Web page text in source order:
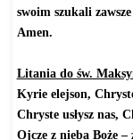
swoim szukali
Amen.
Litania do św.
Kyrie elejson,
Chryste usłysz nas,
Ojcze z nieba Boże